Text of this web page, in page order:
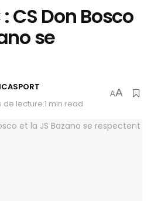
CS Don Bosco
se
de lecture:1 min read
AA